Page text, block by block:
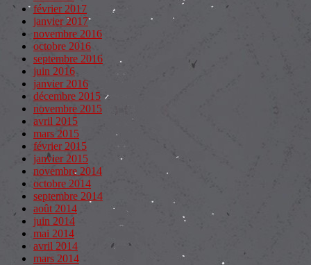
février 2017
janvier 2017
novembre 2016
octobre 2016
septembre 2016
juin 2016
janvier 2016
décembre 2015
novembre 2015
avril 2015
mars 2015
février 2015
janvier 2015
novembre 2014
octobre 2014
septembre 2014
août 2014
juin 2014
mai 2014
avril 2014
mars 2014